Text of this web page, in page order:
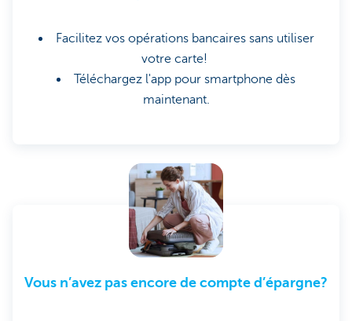
Facilitez vos opérations bancaires sans utiliser
votre carte!
Téléchargez l'app pour smartphone dès
maintenant.
Vous n’avez pas encore de compte d’épargne?